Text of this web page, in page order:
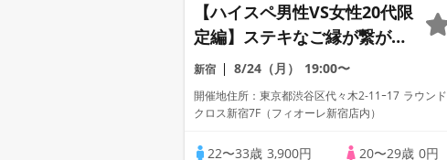
【ハイスペ男性VS女性20代限
定編】ステキなご縁が繋がる
【個室】婚活パーティー～真
剣な出会い～
新宿 8/24（月） 19:00〜
開催地住所：東京都渋谷区代々木2-11ｰ17 ラウンド
クロス新宿7F（フィオーレ新宿店内）
22〜33歳 3,900円
20〜29歳 0円